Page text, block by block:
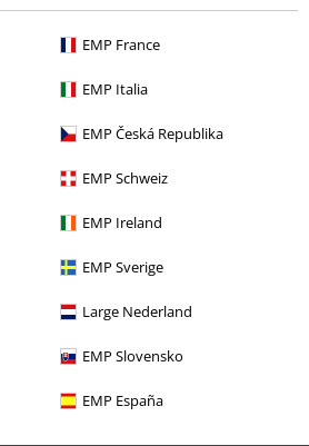
EMP France
EMP Italia
EMP Česká Republika
EMP Schweiz
EMP Ireland
EMP Sverige
Large Nederland
EMP Slovensko
EMP España
så kommer den speciella personen du
får en av dom här två ringarna
Kommentar